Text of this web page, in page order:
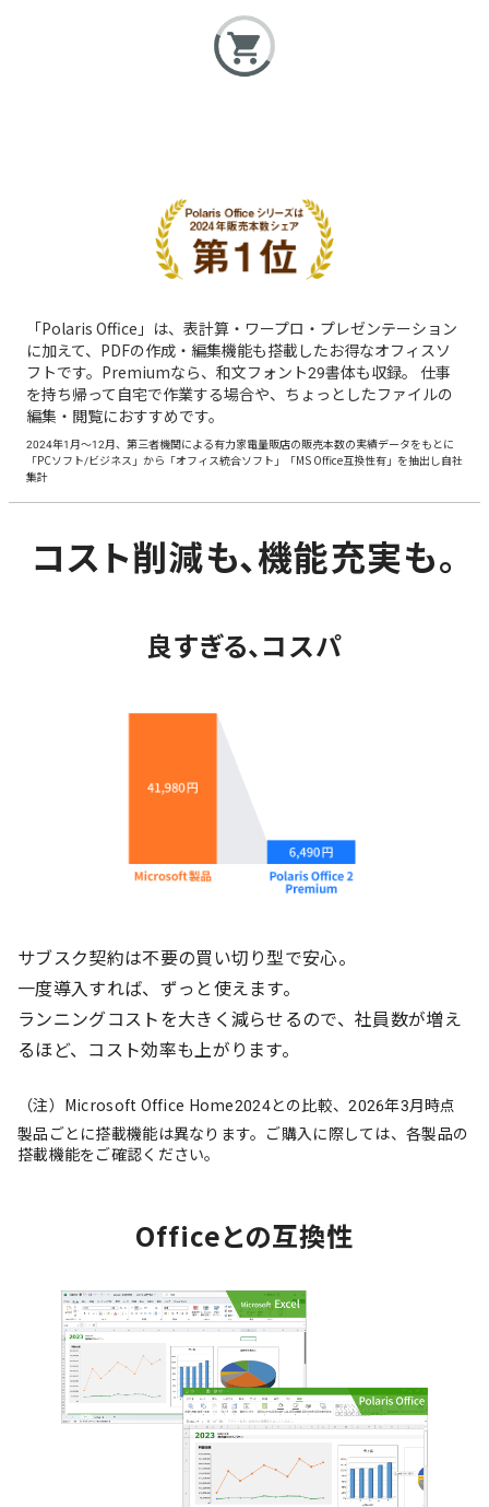
「Polaris Office」は、表計算・ワープロ・プレゼンテーション
に加えて、PDFの作成・編集機能も搭載したお得なオフィスソ
フトです。Premiumなら、和文フォント29書体も収録。 仕事
を持ち帰って自宅で作業する場合や、ちょっとしたファイルの
編集・閲覧におすすめです。
2024年1月〜12月、第三者機関による有力家電量販店の販売本数の実績データをもとに
「PCソフト/ビジネス」から「オフィス統合ソフト」「MS Office互換性有」を抽出し自社
集計
コスト削減も、機能充実も。
良すぎる、コスパ
サブスク契約は不要の買い切り型で安心。
一度導入すれば、ずっと使えます。
ランニングコストを大きく減らせるので、社員数が増え
るほど、コスト効率も上がります。
（注）Microsoft Office Home2024との比較、2026年3月時点
製品ごとに搭載機能は異なります。ご購入に際しては、各製品の
搭載機能をご確認ください。
Officeとの互換性